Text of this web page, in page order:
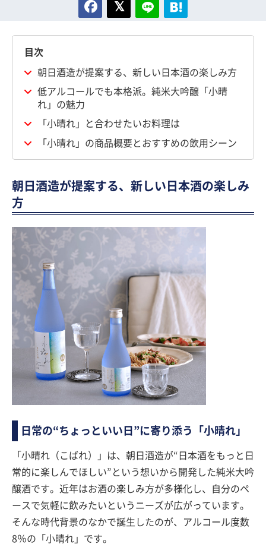
目次
朝日酒造が提案する、新しい日本酒の楽しみ方
低アルコールでも本格派。純米大吟醸「小晴
れ」の魅力
「小晴れ」と合わせたいお料理は
「小晴れ」の商品概要とおすすめの飲用シーン
朝日酒造が提案する、新しい日本酒の楽しみ
方
日常の“ちょっといい日”に寄り添う「小晴れ」
「小晴れ（こばれ）」は、朝日酒造が“日本酒をもっと日
常的に楽しんでほしい”という想いから開発した純米大吟
醸酒です。近年はお酒の楽しみ方が多様化し、自分のペ
ースで気軽に飲みたいというニーズが広がっています。
そんな時代背景のなかで誕生したのが、アルコール度数
8％の「小晴れ」です。